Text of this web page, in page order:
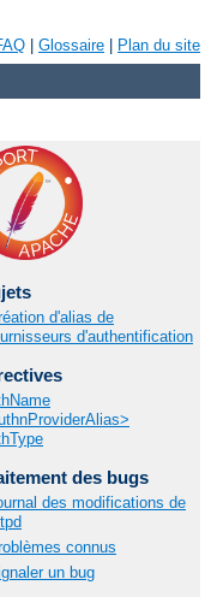
Glossaire Plan du site
d'alias de
d'authentification
des bugs
des modifications de
connus
un bug